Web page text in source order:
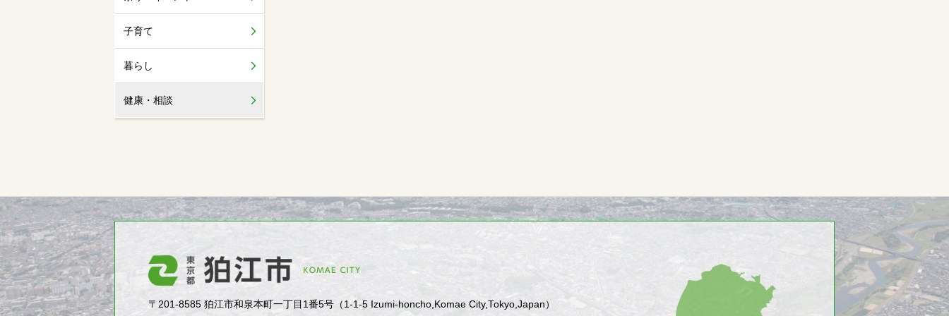
子育て
暮らし
健康・相談
〒201-8585 狛江市和泉本町一丁目1番5号（1-1-5 Izumi-honcho,Komae City,Tokyo,Japan）